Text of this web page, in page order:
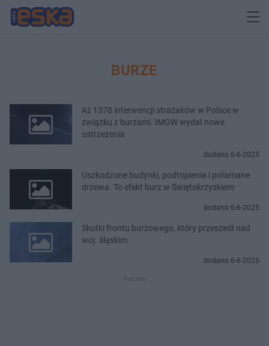
BURZE
Aż 1578 interwencji strażaków w Polsce w
związku z burzami. IMGW wydał nowe
ostrzeżenia
dodano 6-6-2025
Uszkodzone budynki, podtopienia i połamane
drzewa. To efekt burz w Świętokrzyskiem
dodano 6-6-2025
Skutki frontu burzowego, który przeszedł nad
woj. śląskim
dodano 6-6-2025